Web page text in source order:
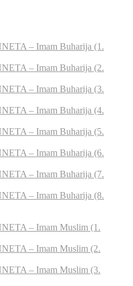
– Imam Buharija (1.
– Imam Buharija (2.
– Imam Buharija (3.
– Imam Buharija (4.
– Imam Buharija (5.
– Imam Buharija (6.
– Imam Buharija (7.
– Imam Buharija (8.
– Imam Muslim (1.
– Imam Muslim (2.
– Imam Muslim (3.